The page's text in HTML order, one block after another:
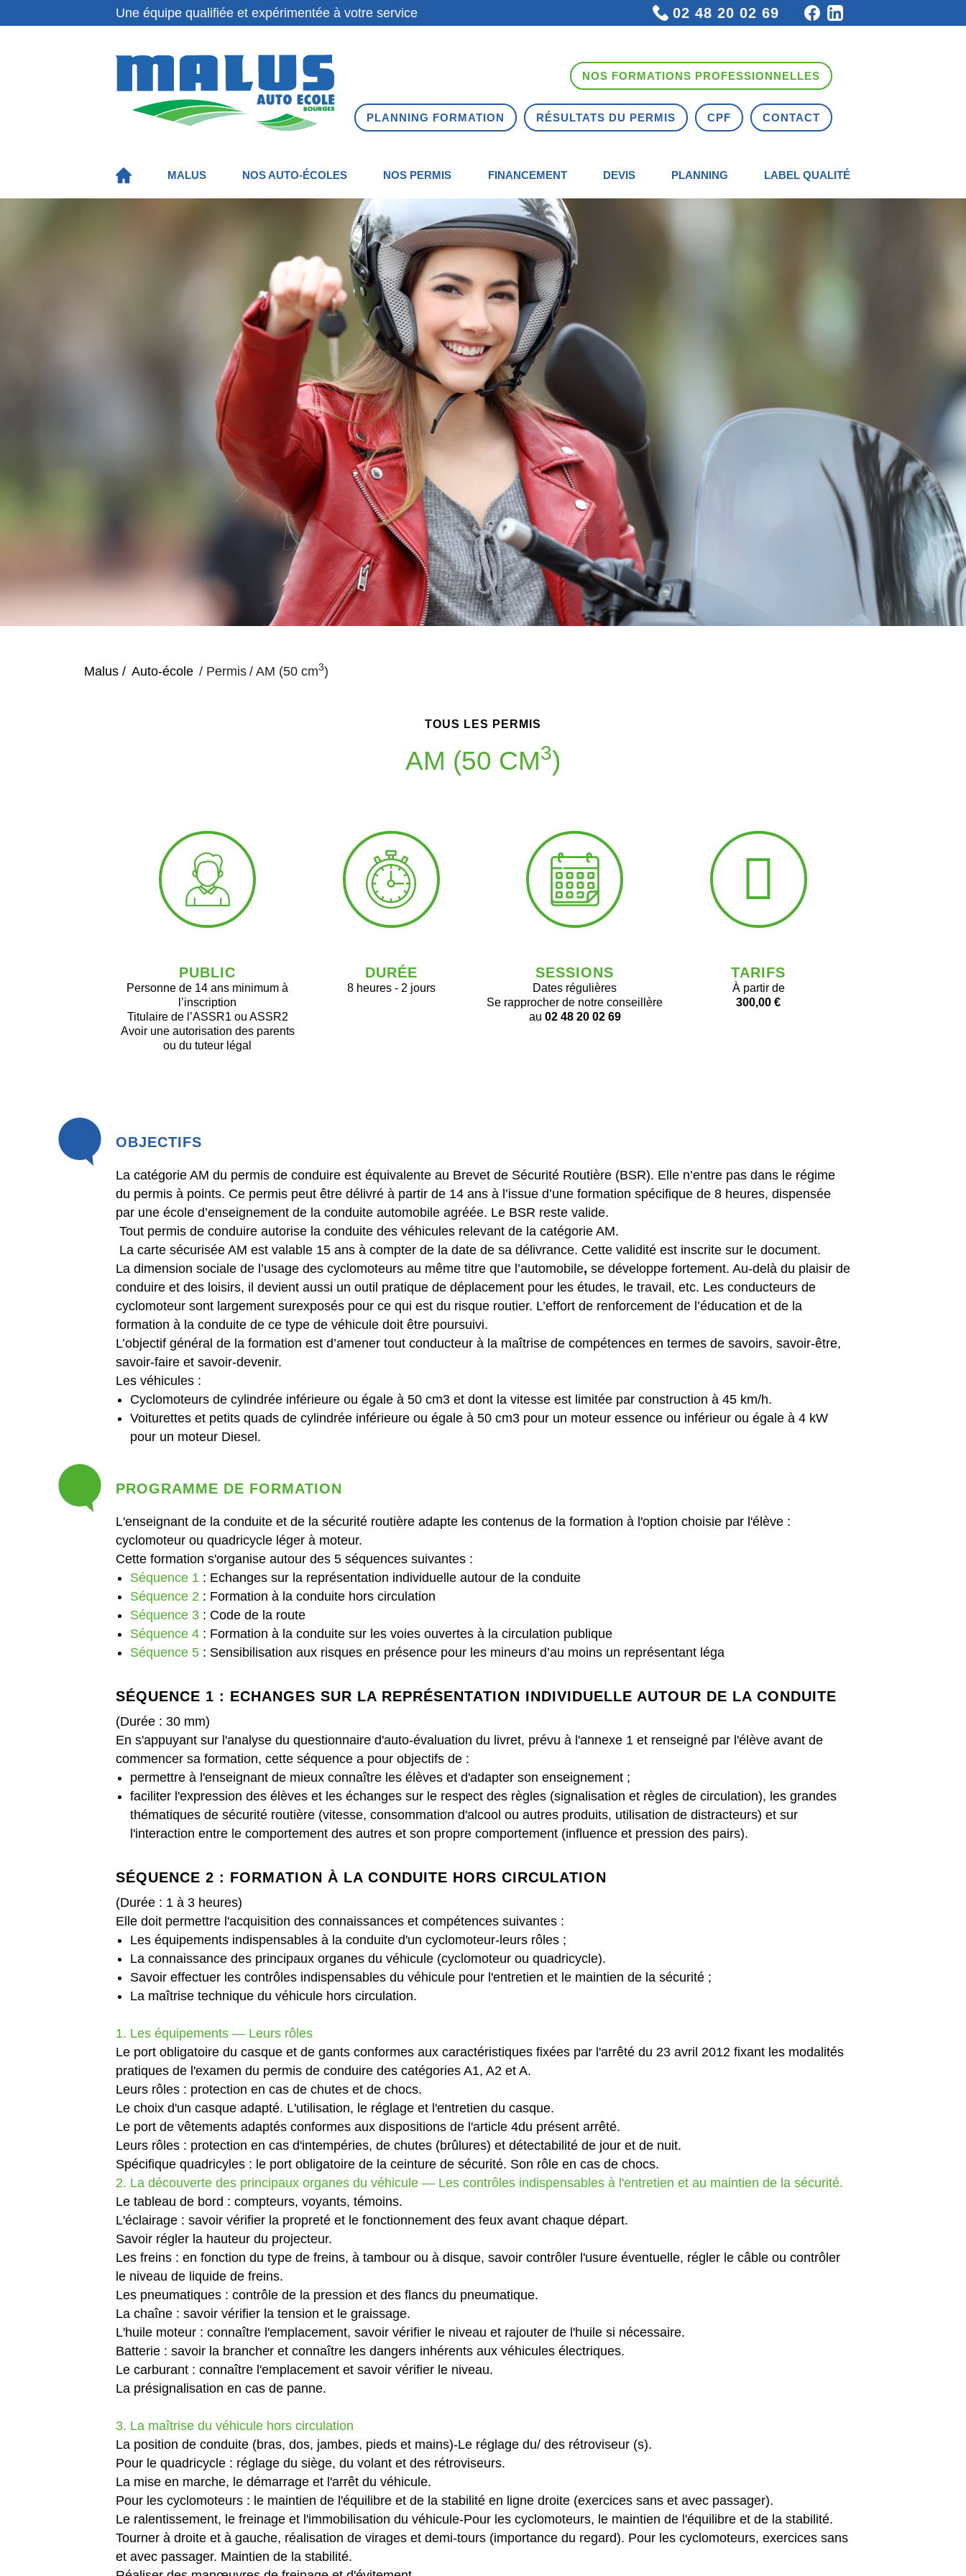
Une équipe qualifiée et expérimentée à votre service 02 48 20 02 69
NOS FORMATIONS PROFESSIONNELLES
PLANNING FORMATION RÉSULTATS DU PERMIS CPF CONTACT
MALUS NOS AUTO-ÉCOLES NOS PERMIS FINANCEMENT DEVIS PLANNING LABEL QUALITÉ
Malus / Auto-école / Permis / AM (50 cm3)
TOUS LES PERMIS
AM (50 CM3)
PUBLIC
Personne de 14 ans minimum à
l’inscription
Titulaire de l’ASSR1 ou ASSR2
Avoir une autorisation des parents
ou du tuteur légal
DURÉE
8 heures - 2 jours
SESSIONS
Dates régulières
Se rapprocher de notre conseillère
au 02 48 20 02 69
TARIFS
À partir de
300,00 €
OBJECTIFS
La catégorie AM du permis de conduire est équivalente au Brevet de Sécurité Routière (BSR). Elle n’entre pas dans le régime
du permis à points. Ce permis peut être délivré à partir de 14 ans à l’issue d’une formation spécifique de 8 heures, dispensée
par une école d’enseignement de la conduite automobile agréée. Le BSR reste valide.
Tout permis de conduire autorise la conduite des véhicules relevant de la catégorie AM.
La carte sécurisée AM est valable 15 ans à compter de la date de sa délivrance. Cette validité est inscrite sur le document.
La dimension sociale de l’usage des cyclomoteurs au même titre que l’automobile, se développe fortement. Au-delà du plaisir de
conduire et des loisirs, il devient aussi un outil pratique de déplacement pour les études, le travail, etc. Les conducteurs de
cyclomoteur sont largement surexposés pour ce qui est du risque routier. L’effort de renforcement de l’éducation et de la
formation à la conduite de ce type de véhicule doit être poursuivi.
L’objectif général de la formation est d’amener tout conducteur à la maîtrise de compétences en termes de savoirs, savoir-être,
savoir-faire et savoir-devenir.
Les véhicules :
Cyclomoteurs de cylindrée inférieure ou égale à 50 cm3 et dont la vitesse est limitée par construction à 45 km/h.
Voiturettes et petits quads de cylindrée inférieure ou égale à 50 cm3 pour un moteur essence ou inférieur ou égale à 4 kW
pour un moteur Diesel.
PROGRAMME DE FORMATION
L'enseignant de la conduite et de la sécurité routière adapte les contenus de la formation à l'option choisie par l'élève :
cyclomoteur ou quadricycle léger à moteur.
Cette formation s'organise autour des 5 séquences suivantes :
Séquence 1 : Echanges sur la représentation individuelle autour de la conduite
Séquence 2 : Formation à la conduite hors circulation
Séquence 3 : Code de la route
Séquence 4 : Formation à la conduite sur les voies ouvertes à la circulation publique
Séquence 5 : Sensibilisation aux risques en présence pour les mineurs d’au moins un représentant léga
SÉQUENCE 1 : ECHANGES SUR LA REPRÉSENTATION INDIVIDUELLE AUTOUR DE LA CONDUITE
(Durée : 30 mm)
En s'appuyant sur l'analyse du questionnaire d'auto-évaluation du livret, prévu à l'annexe 1 et renseigné par l'élève avant de
commencer sa formation, cette séquence a pour objectifs de :
permettre à l'enseignant de mieux connaître les élèves et d'adapter son enseignement ;
faciliter l'expression des élèves et les échanges sur le respect des règles (signalisation et règles de circulation), les grandes
thématiques de sécurité routière (vitesse, consommation d'alcool ou autres produits, utilisation de distracteurs) et sur
l'interaction entre le comportement des autres et son propre comportement (influence et pression des pairs).
SÉQUENCE 2 : FORMATION À LA CONDUITE HORS CIRCULATION
(Durée : 1 à 3 heures)
Elle doit permettre l'acquisition des connaissances et compétences suivantes :
Les équipements indispensables à la conduite d'un cyclomoteur-leurs rôles ;
La connaissance des principaux organes du véhicule (cyclomoteur ou quadricycle).
Savoir effectuer les contrôles indispensables du véhicule pour l'entretien et le maintien de la sécurité ;
La maîtrise technique du véhicule hors circulation.
1. Les équipements ― Leurs rôles
Le port obligatoire du casque et de gants conformes aux caractéristiques fixées par l'arrêté du 23 avril 2012 fixant les modalités
pratiques de l'examen du permis de conduire des catégories A1, A2 et A.
Leurs rôles : protection en cas de chutes et de chocs.
Le choix d'un casque adapté. L'utilisation, le réglage et l'entretien du casque.
Le port de vêtements adaptés conformes aux dispositions de l'article 4du présent arrêté.
Leurs rôles : protection en cas d'intempéries, de chutes (brûlures) et détectabilité de jour et de nuit.
Spécifique quadricyles : le port obligatoire de la ceinture de sécurité. Son rôle en cas de chocs.
2. La découverte des principaux organes du véhicule ― Les contrôles indispensables à l'entretien et au maintien de la sécurité.
Le tableau de bord : compteurs, voyants, témoins.
L'éclairage : savoir vérifier la propreté et le fonctionnement des feux avant chaque départ.
Savoir régler la hauteur du projecteur.
Les freins : en fonction du type de freins, à tambour ou à disque, savoir contrôler l'usure éventuelle, régler le câble ou contrôler
le niveau de liquide de freins.
Les pneumatiques : contrôle de la pression et des flancs du pneumatique.
La chaîne : savoir vérifier la tension et le graissage.
L'huile moteur : connaître l'emplacement, savoir vérifier le niveau et rajouter de l'huile si nécessaire.
Batterie : savoir la brancher et connaître les dangers inhérents aux véhicules électriques.
Le carburant : connaître l'emplacement et savoir vérifier le niveau.
La présignalisation en cas de panne.
3. La maîtrise du véhicule hors circulation
La position de conduite (bras, dos, jambes, pieds et mains)-Le réglage du/ des rétroviseur (s).
Pour le quadricycle : réglage du siège, du volant et des rétroviseurs.
La mise en marche, le démarrage et l'arrêt du véhicule.
Pour les cyclomoteurs : le maintien de l'équilibre et de la stabilité en ligne droite (exercices sans et avec passager).
Le ralentissement, le freinage et l'immobilisation du véhicule-Pour les cyclomoteurs, le maintien de l'équilibre et de la stabilité.
Tourner à droite et à gauche, réalisation de virages et demi-tours (importance du regard). Pour les cyclomoteurs, exercices sans
et avec passager. Maintien de la stabilité.